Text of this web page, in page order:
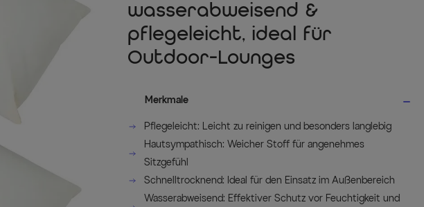
wasserabweisend &
pflegeleicht, ideal für
Outdoor-Lounges
Merkmale
Pflegeleicht: Leicht zu reinigen und besonders langlebig
Hautsympathisch: Weicher Stoff für angenehmes
Sitzgefühl
Schnelltrocknend: Ideal für den Einsatz im Außenbereich
Wasserabweisend: Effektiver Schutz vor Feuchtigkeit und